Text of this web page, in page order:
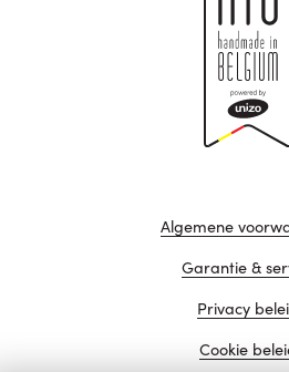
Algemene
Garantie &
Privacy
Cookie